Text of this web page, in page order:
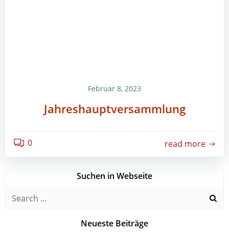
Februar 8, 2023
Jahreshauptversammlung
0 read more
Suchen in Webseite
Search
Neueste Beiträge